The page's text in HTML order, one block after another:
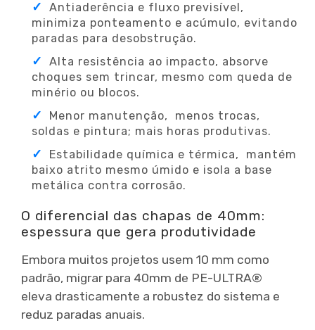
Antiaderência e fluxo previsível,
minimiza ponteamento e acúmulo, evitando
paradas para desobstrução.
Alta resistência ao impacto, absorve
choques sem trincar, mesmo com queda de
minério ou blocos.
Menor manutenção, menos trocas,
soldas e pintura; mais horas produtivas.
Estabilidade química e térmica, mantém
baixo atrito mesmo úmido e isola a base
metálica contra corrosão.
O diferencial das chapas de 40mm:
espessura que gera produtividade
Embora muitos projetos usem 10 mm como
padrão, migrar para 40mm de PE-ULTRA®
eleva drasticamente a robustez do sistema e
reduz paradas anuais.